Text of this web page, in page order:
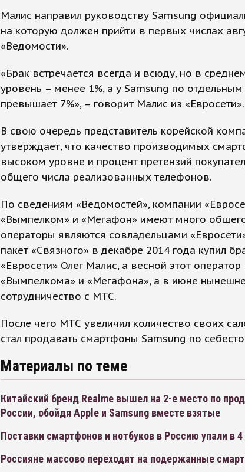
Малис направил руководству Samsung
на которую должен прийти в первых числах
«Ведомости».
«Брак встречается всегда и всюду, но в
уровень – менее 1%, а у Samsung по
превышает 7%», – говорит Малис из «Евросети».
В свою очередь представитель корейской
утверждает, что качество производимых
высоком уровне и процент претензий
общего числа реализованных телефонов.
По сведениям «Ведомостей», компании
«Вымпелком» и «Мегафон» имеют много
операторы являются совладельцами
пакет «Связного» в декабре 2014 года купил
«Евросети» Олег Малис, а весной этот
«Вымпелкома» и «Мегафона», а в июне
сотрудничество с МТС.
После чего МТС увеличил количество своих
стал продавать смартфоны Samsung по
Материалы по теме
Китайский бренд Realme вышел на 2-е место по
России, обойдя Apple и Samsung вместе взятые
Поставки смартфонов и нотбуков в Россию упали в 4
Россияне массово переходят на подержанные